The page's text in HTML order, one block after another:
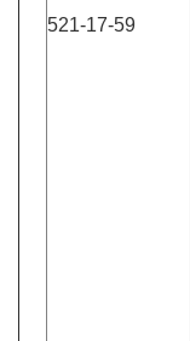
521-17-59